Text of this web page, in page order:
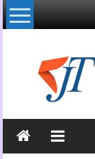
Lompat
ke
Kabar
Jawa